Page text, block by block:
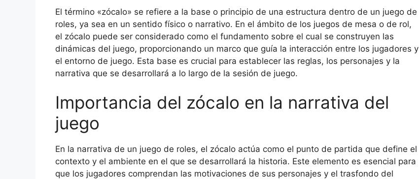
El término «zócalo» se refiere a la base o principio de una estructura dentro de un juego de
roles, ya sea en un sentido físico o narrativo. En el ámbito de los juegos de mesa o de rol,
el zócalo puede ser considerado como el fundamento sobre el cual se construyen las
dinámicas del juego, proporcionando un marco que guía la interacción entre los jugadores y
el entorno de juego. Esta base es crucial para establecer las reglas, los personajes y la
narrativa que se desarrollará a lo largo de la sesión de juego.
Importancia del zócalo en la narrativa del
juego
En la narrativa de un juego de roles, el zócalo actúa como el punto de partida que define el
contexto y el ambiente en el que se desarrollará la historia. Este elemento es esencial para
que los jugadores comprendan las motivaciones de sus personajes y el trasfondo del